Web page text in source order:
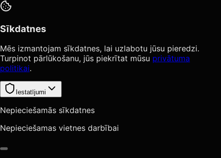
Sīkdatnes
Mēs izmantojam sīkdatnes, lai uzlabotu jūsu pieredzi.
Turpinot pārlūkošanu, jūs piekrītat mūsu privātuma
politikai.
Iestatījumi
Nepieciešamās sīkdatnes
Nepieciešamas vietnes darbībai